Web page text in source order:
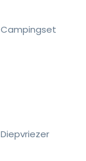
Campingset
Diepvriezer